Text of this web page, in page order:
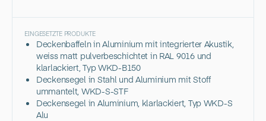
EINGESETZTE PRODUKTE
Deckenbaffeln in Aluminium mit integrierter Akustik,
weiss matt pulverbeschichtet in RAL 9016 und
klarlackiert, Typ WKD-B150
Deckensegel in Stahl und Aluminium mit Stoff
ummantelt, WKD-S-STF
Deckensegel in Aluminium, klarlackiert, Typ WKD-S
Alu